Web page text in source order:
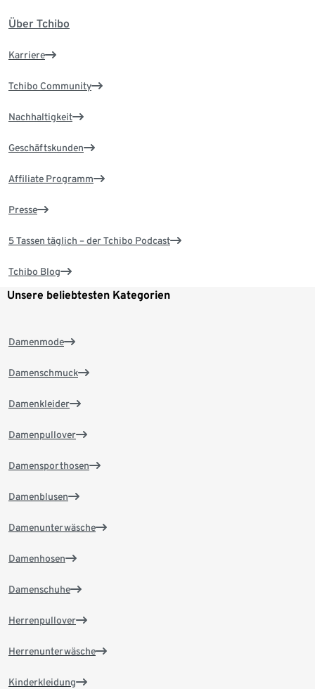
Über Tchibo
Karriere
Tchibo Community
Nachhaltigkeit
Geschäftskunden
Affiliate Programm
Presse
5 Tassen täglich – der Tchibo Podcast
Tchibo Blog
Unsere beliebtesten Kategorien
Damenmode
Damenschmuck
Damenkleider
Damenpullover
Damensporthosen
Damenblusen
Damenunterwäsche
Damenhosen
Damenschuhe
Herrenpullover
Herrenunterwäsche
Kinderkleidung